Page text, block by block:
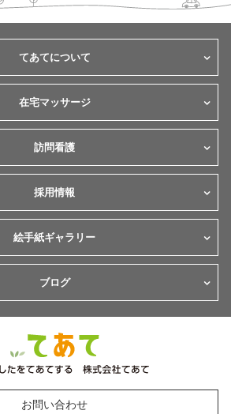
てあてについて
在宅マッサージ
訪問看護
採用情報
絵手紙ギャラリー
ブログ
お問い合わせ